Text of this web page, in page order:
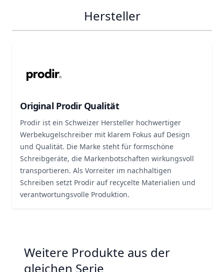
Hersteller
Original Prodir Qualität
Prodir ist ein Schweizer Hersteller hochwertiger
Werbekugelschreiber mit klarem Fokus auf Design
und Qualität. Die Marke steht für formschöne
Schreibgeräte, die Markenbotschaften wirkungsvoll
transportieren. Als Vorreiter im nachhaltigen
Schreiben setzt Prodir auf recycelte Materialien und
verantwortungsvolle Produktion.
Weitere Produkte aus der
gleichen Serie